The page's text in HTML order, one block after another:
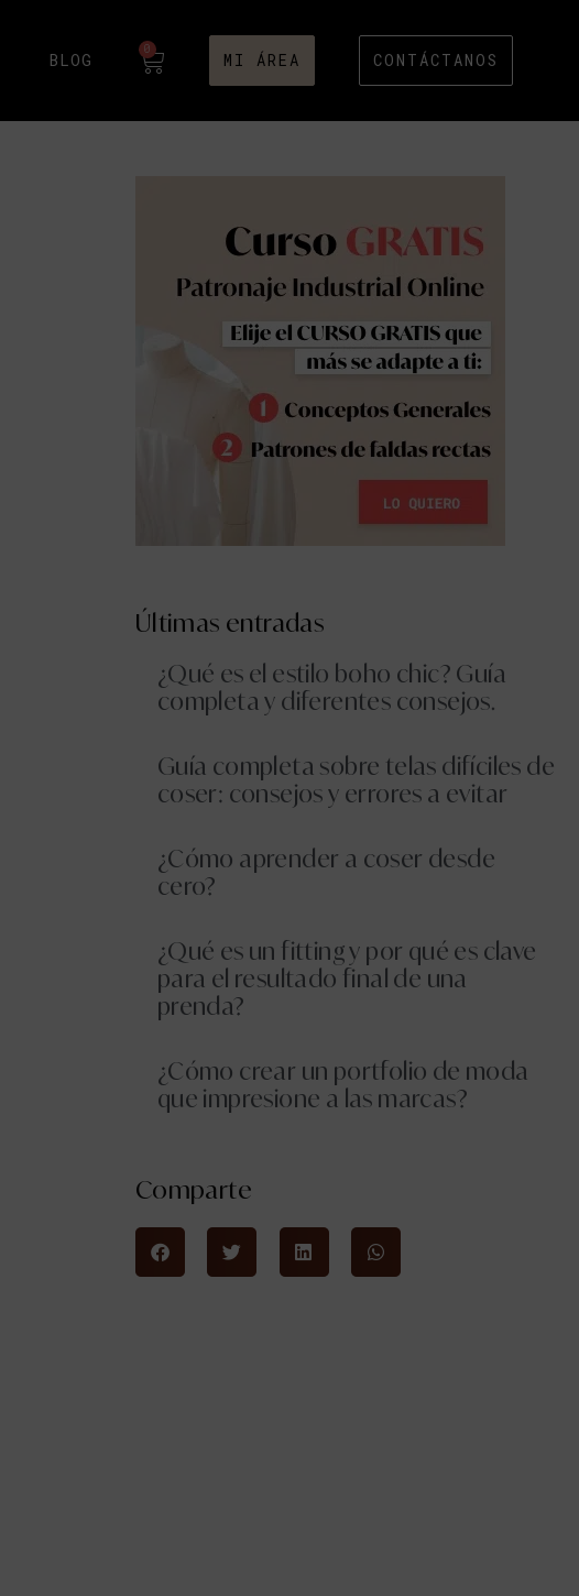
BLOG
0
MI ÁREA CONTÁCTANOS
Últimas entradas
¿Qué es el estilo boho chic? Guía
completa y diferentes consejos.
Guía completa sobre telas difíciles de
coser: consejos y errores a evitar
¿Cómo aprender a coser desde
cero?
¿Qué es un fitting y por qué es clave
para el resultado final de una
prenda?
¿Cómo crear un portfolio de moda
que impresione a las marcas?
Comparte